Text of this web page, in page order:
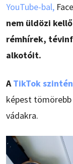
YouTube-bal,
nem üldözi
rémhírek,
alkotóit.
ATikTok
képest
vádakra.